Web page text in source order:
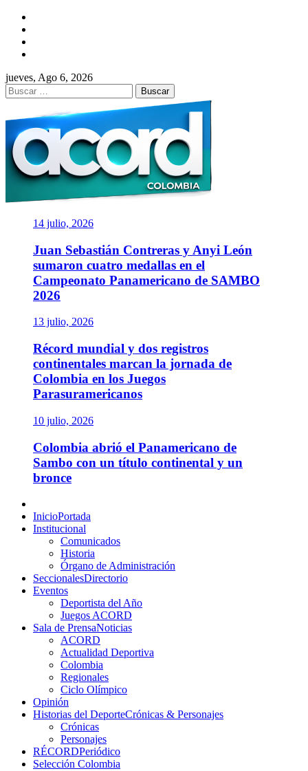
Saltar
contenido
jueves, Ago 6, 2026
Buscar:
Asociación de Periodistas Deportivos
14 julio, 2026
Juan Sebastián Contreras y Anyi León
sumaron cuatro medallas en el
Campeonato Panamericano de SAMBO
2026
13 julio, 2026
Récord mundial y dos registros
continentales marcan la jornada de
Colombia en los Juegos
Parasuramericanos
10 julio, 2026
Colombia abrió el Panamericano de
Sambo con un título continental y un
bronce
Menú
principalInicioPortada
Institucional
Comunicados
Historia
Órgano de Administración
SeccionalesDirectorio
Eventos
Deportista del Año
Juegos ACORD
Sala de PrensaNoticias
ACORD
Actualidad Deportiva
Colombia
Regionales
Ciclo Olímpico
Opinión
Historias del DeporteCrónicas & Personajes
Crónicas
Personajes
RÉCORDPeriódico
Selección Colombia